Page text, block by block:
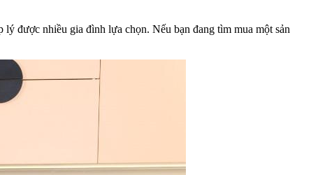
được nhiều gia đình lựa chọn. Nếu bạn đang tìm mua một sản